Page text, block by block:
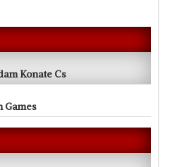
Konate Cs
Games